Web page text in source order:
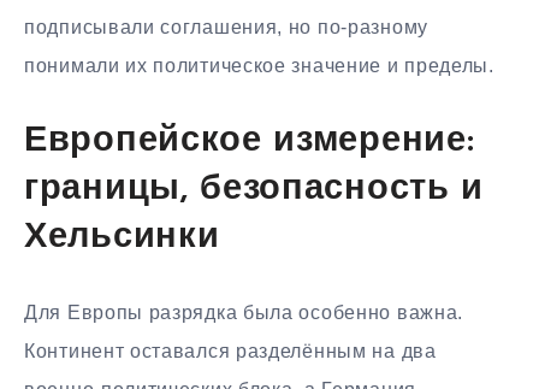
подписывали соглашения, но по-разному
понимали их политическое значение и пределы.
Европейское измерение:
границы, безопасность и
Хельсинки
Для Европы разрядка была особенно важна.
Континент оставался разделённым на два